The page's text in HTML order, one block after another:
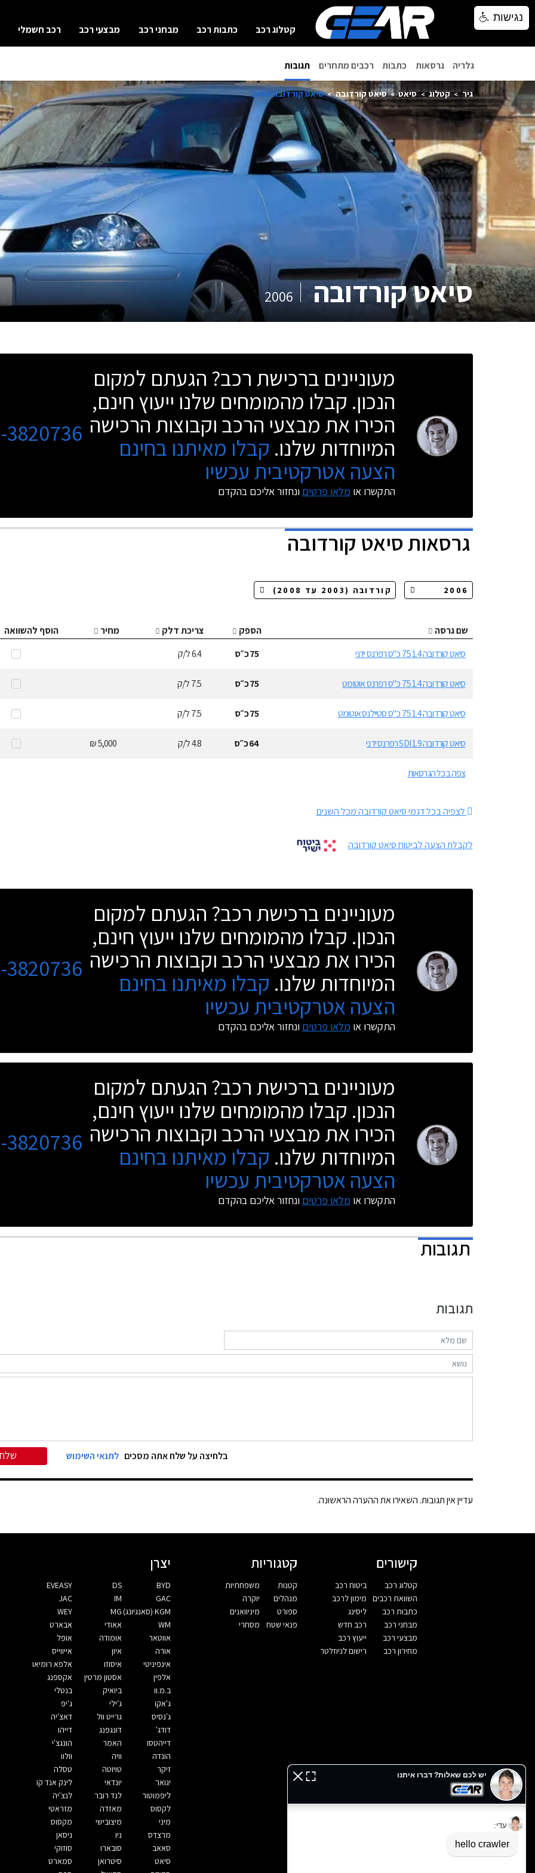
קטלוג רכב כתבות רכב מבחני רכב מבצעי רכב רכב חשמלי
גלריה גרסאות כתבות רכבים מתחרים תגובות
גיר קטלוג סיאט סיאט קורדובה סיאט קורדובה 2008
סיאט קורדובה 2006
מעוניינים ברכישת רכב? הגעתם למקום
הנכון. קבלו מהמומחים שלנו ייעוץ חינם,
הכירו את מבצעי הרכב וקבוצות הרכישה
המיוחדות שלנו. קבלו מאיתנו בחינם
הצעה אטרקטיבית עכשיו
התקשרו או מלאו פרטים ונחזור אליכם בהקדם
3820736
גרסאותסיאט קורדובה
שם גרסה הספק צריכת דלק מחיר
הוסף להשוואה
סיאט קורדובה 1.4 75 כ"ס רפרנס ידני
75כ״ס 6.4ל/ק
סיאט קורדובה 1.4 75 כ"ס רפרנס אוטומט 75כ״ס 7.5ל/ק
סיאט קורדובה 1.4 75 כ"ס סטיילנס אוטומט 75כ״ס 7.5ל/ק
סיאט קורדובה 1.9 SDI רפרנס ידני 64כ״ס 4.8ל/ק 5,000 ₪
צפה בכל הגרסאות
לצפיה בכל דגמי סיאט קורדובה מכל השנים
לקבלת הצעה לביטוח סיאט קורדובה
מעוניינים ברכישת רכב? הגעתם למקום
הנכון. קבלו מהמומחים שלנו ייעוץ חינם,
הכירו את מבצעי הרכב וקבוצות הרכישה
המיוחדות שלנו. קבלו מאיתנו בחינם
הצעה אטרקטיבית עכשיו
התקשרו או מלאו פרטים ונחזור אליכם בהקדם
3820736
מעוניינים ברכישת רכב? הגעתם למקום
הנכון. קבלו מהמומחים שלנו ייעוץ חינם,
הכירו את מבצעי הרכב וקבוצות הרכישה
המיוחדות שלנו. קבלו מאיתנו בחינם
הצעה אטרקטיבית עכשיו
התקשרו או מלאו פרטים ונחזור אליכם בהקדם
3820736
תגובות
תגובות
בלחיצה על שלח אתה מסכים לתנאי השימוש
עדיין אין תגובות. השאירו את ההערה הראשונה.
קישורים
קטלוג רכב
השוואת רכבים
כתבות רכב
מבחני רכב
מבצעי רכב
מחירון רכב
ביטוח רכב
מימון לרכב
ליסינג
רכב חדש
ייעוץ רכב
רישום לניוזלטר
קטגוריות
קטנות
מנהלים
ספורט
פנאי שטח
משפחתיות
יוקרה
מיניוואנים
מסחרי
יצרן
BYD
DS
EVEASY
GAC
IM
JAC
KGM (סאנגיונג)
MG
WEY
WM
אאודי
אבארט
אווטאר
אומודה
אופל
אורה
איון
אייווייס
אינפיניטי
איסוזו
אלפא רומיאו
אלפין
אסטון מרטין
אקספנג
ב.מ.וו
ביואיק
בנטלי
ג'אקו
ג'ילי
ג'יפ
ג'נסיס
גרייט וול
דאצ'יה
דודג'
דונגפנג
דייהו
דייהטסו
האמר
הונגצ'י
הונדה
וויה
וולוו
זיקר
טויוטה
טסלה
יגואר
יונדאי
לינק אנד קו
ליפמוטור
לנד רובר
לנצ'יה
לקסוס
מאזדה
מזראטי
מיני
מיצובישי
מקסוס
מרצדס
ניו
ניסאן
סאאב
סובארו
סוזוקי
סיאט
סיטרואן
סמארט
נגישות
נגישות